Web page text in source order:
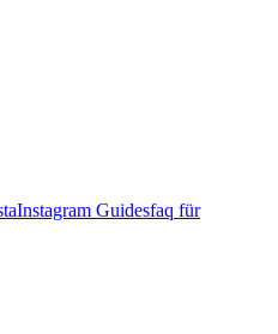
Instagram Guidesfaq für